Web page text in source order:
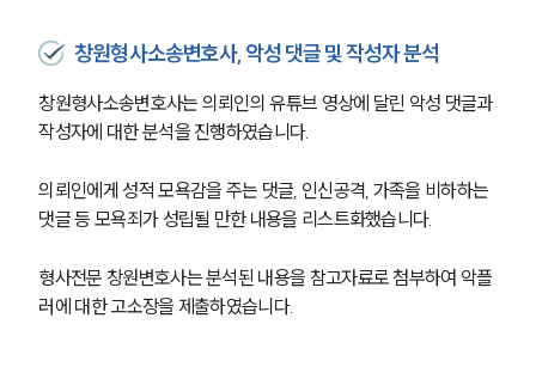
창원형사소송변호사, 악성 댓글 및 작성자 분석
창원형사소송변호사는 의뢰인의 유튜브 영상에 달린 악성 댓글과
작성자에 대한 분석을 진행하였습니다.
의뢰인에게 성적 모욕감을 주는 댓글, 인신공격, 가족을 비하하는
댓글 등 모욕죄가 성립될 만한 내용을 리스트화했습니다.
형사전문 창원변호사는 분석된 내용을 참고자료로 첨부하여 악플
러에 대한 고소장을 제출하였습니다.